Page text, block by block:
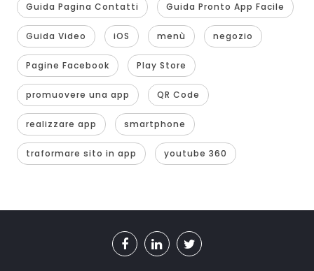
Guida Pagina Contatti Guida Pronto App Facile
Guida Video iOS menù negozio
Pagine Facebook Play Store
promuovere una app QR Code
realizzare app smartphone
traformare sito in app youtube 360